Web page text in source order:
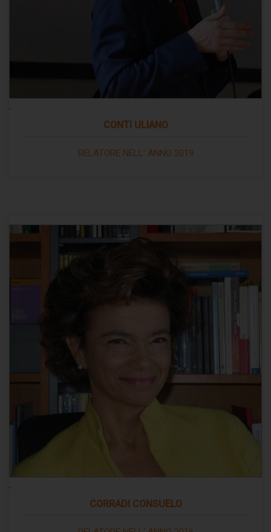
CONTI ULIANO
RELATORE NELL' ANNO 2019
CORRADI CONSUELO